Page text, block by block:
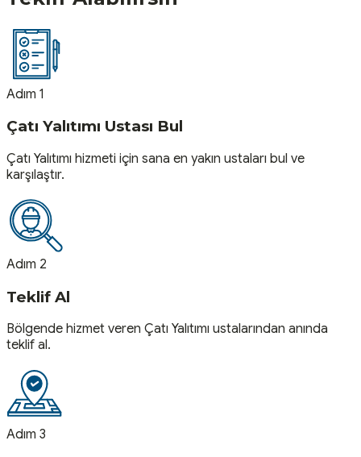
Adım 1
Çatı Yalıtımı Ustası Bul
Çatı Yalıtımı hizmeti için sana en yakın ustaları bul ve
karşılaştır.
Adım 2
Teklif Al
Bölgende hizmet veren Çatı Yalıtımı ustalarından anında
teklif al.
Adım 3